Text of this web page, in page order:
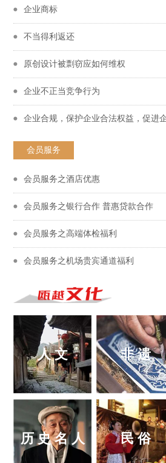
企业商标
不当得利返还
原创设计被剽窃应如何维权
企业不正当竞争行为
会员服务
会员服务之酒店优惠
会员服务之银行合作 普惠贷款合作
会员服务之高端体检福利
会员服务之机场贵宾通道福利
人 文 非 遗
历 史 名 人 民 俗